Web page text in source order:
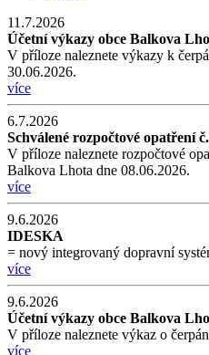
11.7.2026
Účetní výkazy obce Balkova
V příloze naleznete výkazy k
30.06.2026.
více
6.7.2026
Schválené rozpočtové opatření
V příloze naleznete rozpočtové
Balkova Lhota dne 08.06.2026.
více
9.6.2026
IDESKA
= nový integrovaný dopravní
více
9.6.2026
Účetní výkazy obce Balkova
V příloze naleznete výkaz o
více